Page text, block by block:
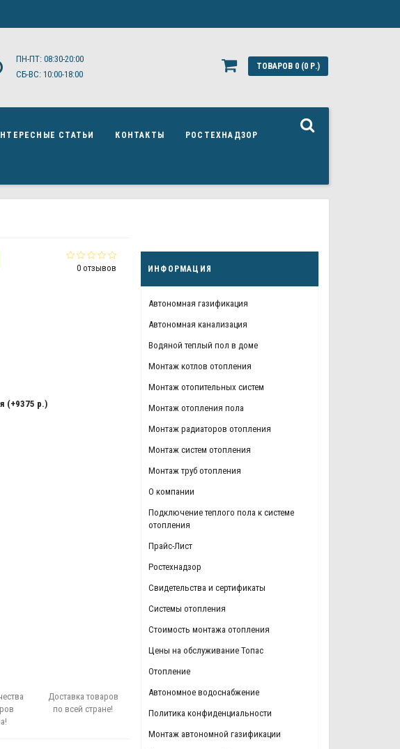
ПН-ПТ: 08:30-20:00
СБ-ВС: 10:00-18:00
ТОВАРОВ 0 (0 Р.)
СТАТЬИ КОНТАКТЫ РОСТЕХНАДЗОР
ИНФОРМАЦИЯ
Автономная газификация
Автономная канализация
Водяной теплый пол в доме
Монтаж котлов отопления
Монтаж отопительных систем
Монтаж отопления пола
Монтаж радиаторов отопления
Монтаж систем отопления
Монтаж труб отопления
О компании
Подключение теплого пола к системе
отопления
Прайс-Лист
Ростехнадзор
Свидетельства и сертификаты
Системы отопления
Стоимость монтажа отопления
Цены на обслуживание Топас
Отопление
Автономное водоснабжение
Политика конфиденциальности
Монтаж автономной газификации
0 отзывов
(+9375 р.)
Доставка товаров
по всей стране!